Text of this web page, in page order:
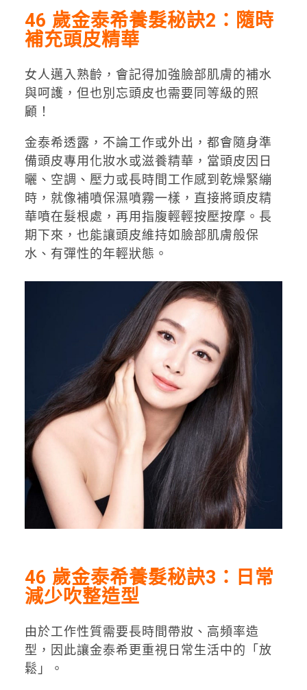
46 歲金泰希養髮秘訣2：隨時
補充頭皮精華
女人邁入熟齡，會記得加強臉部肌膚的補水
與呵護，但也別忘頭皮也需要同等級的照
顧！
金泰希透露，不論工作或外出，都會隨身準
備頭皮專用化妝水或滋養精華，當頭皮因日
曬、空調、壓力或長時間工作感到乾燥緊繃
時，就像補噴保濕噴霧一樣，直接將頭皮精
華噴在髮根處，再用指腹輕輕按壓按摩。長
期下來，也能讓頭皮維持如臉部肌膚般保
水、有彈性的年輕狀態。
46 歲金泰希養髮秘訣3：日常
減少吹整造型
由於工作性質需要長時間帶妝、高頻率造
型，因此讓金泰希更重視日常生活中的「放
鬆」。